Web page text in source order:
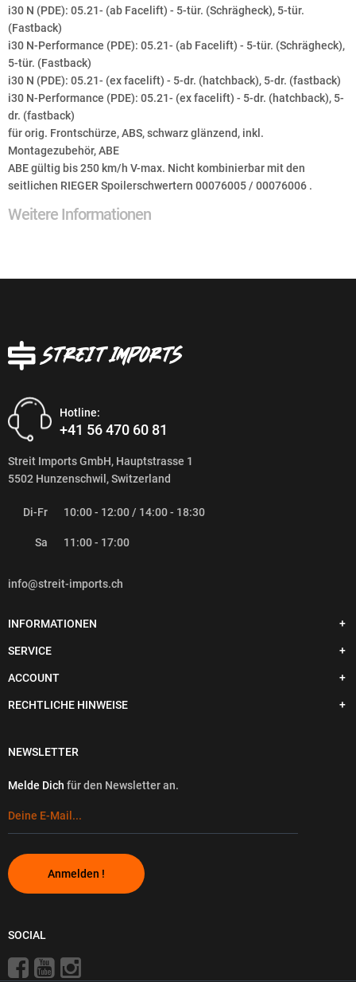
i30 N (PDE): 05.21- (ab Facelift) - 5-tür. (Schrägheck), 5-tür.
(Fastback)
i30 N-Performance (PDE): 05.21- (ab Facelift) - 5-tür. (Schrägheck),
5-tür. (Fastback)
i30 N (PDE): 05.21- (ex facelift) - 5-dr. (hatchback), 5-dr. (fastback)
i30 N-Performance (PDE): 05.21- (ex facelift) - 5-dr. (hatchback), 5-
dr. (fastback)
für orig. Frontschürze, ABS, schwarz glänzend, inkl.
Montagezubehör, ABE
ABE gültig bis 250 km/h V-max. Nicht kombinierbar mit den
seitlichen RIEGER Spoilerschwertern 00076005 / 00076006 .
Weitere Informationen
Hotline:
+41 56 470 60 81
Streit Imports GmbH, Hauptstrasse 1
5502 Hunzenschwil, Switzerland
Di-Fr 10:00 - 12:00 / 14:00 - 18:30
Sa 11:00 - 17:00
info@streit-imports.ch
INFORMATIONEN
SERVICE
ACCOUNT
RECHTLICHE HINWEISE
NEWSLETTER
Melde Dich für den Newsletter an.
Anmelden !
SOCIAL